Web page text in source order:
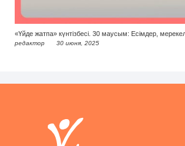
«Үйде жатпа» күнтізбесі. 30 маусым: Есімдер,
редактор 30 июня, 2025